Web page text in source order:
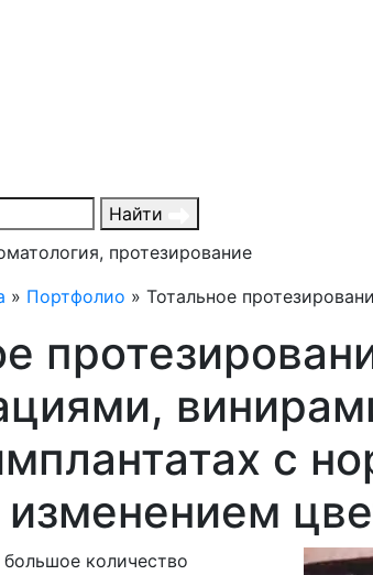
Найти
протезирование
» Портфолио » Тотальное
с
изменением
количество